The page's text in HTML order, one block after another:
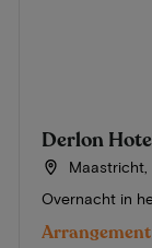
Derlon
Maastricht,
Overnacht in
Arrangement